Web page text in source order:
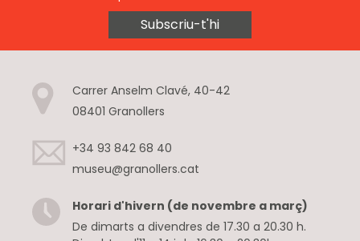
Subscriu-t'hi
Carrer Anselm Clavé, 40-42
08401 Granollers
+34 93 842 68 40
museu@granollers.cat
Horari d'hivern (de novembre a març)
De dimarts a divendres de 17.30 a 20.30 h.